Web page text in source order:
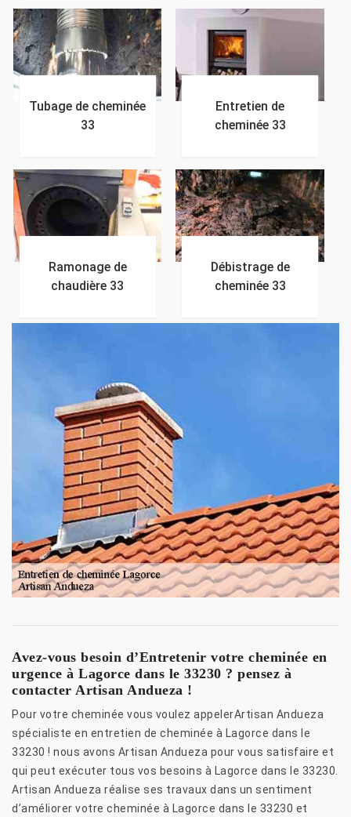
Tubage de cheminée
33
Entretien de
cheminée 33
Ramonage de
chaudière 33
Débistrage de
cheminée 33
Avez-vous besoin d’Entretenir votre cheminée en
urgence à Lagorce dans le 33230 ? pensez à
contacter Artisan Andueza !
Pour votre cheminée vous voulez appelerArtisan Andueza
spécialiste en entretien de cheminée à Lagorce dans le
33230 ! nous avons Artisan Andueza pour vous satisfaire et
qui peut exécuter tous vos besoins à Lagorce dans le 33230.
Artisan Andueza réalise ses travaux dans un sentiment
d’améliorer votre cheminée à Lagorce dans le 33230 et